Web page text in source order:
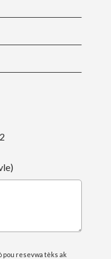
pou resevwa tèks ak